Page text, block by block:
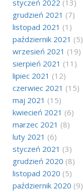
styczeń 2022 (13)
grudzień 2021 (7)
listopad 2021 (1)
październik 2021 (5)
wrzesień 2021 (19)
sierpień 2021 (11)
lipiec 2021 (12)
czerwiec 2021 (15)
maj 2021 (15)
kwiecień 2021 (6)
marzec 2021 (8)
luty 2021 (6)
styczeń 2021 (3)
grudzień 2020 (8)
listopad 2020 (5)
październik 2020 (9)